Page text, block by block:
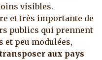
visibles.
et très importante de
publics qui prennent
et peu modulées,
aux pays